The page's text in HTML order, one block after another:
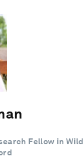
Fellow in